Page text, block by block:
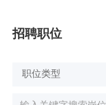
招聘职位